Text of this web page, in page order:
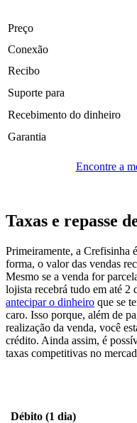
Preço
Conexão
Recibo
Suporte para
Recebimento do dinheiro
Garantia
Encontre a
Taxas e repasse
Primeiramente, a Crefisinha
forma, o valor das vendas
Mesmo se a venda for
lojista recebrá tudo em até 2
antecipar o dinheiro que se
caro. Isso porque, além de
realização da venda, você
crédito. Ainda assim, é
taxas competitivas no
Débito (1 dia)